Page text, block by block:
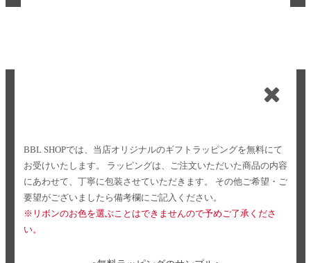
BBL SHOPでは、当店オリジナルのギフトラッピングを無料にて
お受けいたします。
ラッピングは、ご注文いただいた商品の内容
にあわせて、丁寧に包装させていただきます。
その他ご希望・ご
要望がございましたら備考欄にご記入ください。
※リボンのお色を選ぶことはできませんので予めご了承くださ
い。